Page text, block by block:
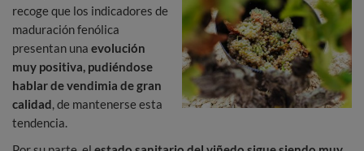
recoge que los indicadores de
maduración fenólica
presentan una evolución
muy positiva, pudiéndose
hablar de vendimia de gran
calidad, de mantenerse esta
tendencia.